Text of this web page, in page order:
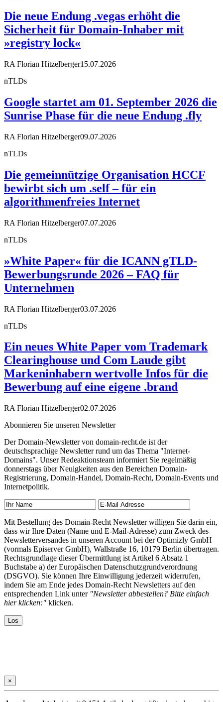
Die neue Endung .vegas erhöht die
Sicherheit für Domain-Inhaber mit
»registry lock«
RA Florian Hitzelberger15.07.2026
nTLDs
Google startet am 01. September 2026 die
Sunrise Phase für die neue Endung .fly
RA Florian Hitzelberger09.07.2026
nTLDs
Die gemeinnützige Organisation HCCF
bewirbt sich um .self – für ein
algorithmenfreies Internet
RA Florian Hitzelberger07.07.2026
nTLDs
»White Paper« für die ICANN gTLD-
Bewerbungsrunde 2026 – FAQ für
Unternehmen
RA Florian Hitzelberger03.07.2026
nTLDs
Ein neues White Paper vom Trademark
Clearinghouse und Com Laude gibt
Markeninhabern wertvolle Infos für die
Bewerbung auf eine eigene .brand
RA Florian Hitzelberger02.07.2026
Abonnieren Sie unseren Newsletter
Der Domain-Newsletter von domain-recht.de ist der
deutschsprachige Newsletter rund um das Thema "Internet-
Domains". Unser Redeaktionsteam informiert Sie regelmäßig
donnerstags über Neuigkeiten aus den Bereichen Domain-
Registrierung, Domain-Handel, Domain-Recht, Domain-Events und
Internetpolitik.
Mit Bestellung des Domain-Recht Newsletter willigen Sie darin ein,
dass wir Ihre Daten (Name und E-Mail-Adresse) zum Zweck des
Newsletterversandes in unseren Account bei der Optimizly GmbH
(vormals Episerver GmbH), Wallstraße 16, 10179 Berlin übertragen.
Rechtsgrundlage dieser Übermittlung ist Artikel 6 Absatz 1
Buchstabe a) der Europäischen Datenschutzgrundverordnung
(DSGVO). Sie können Ihre Einwilligung jederzeit widerrufen,
indem Sie am Ende jedes Domain-Recht Newsletters auf den
entsprechenden Link unter "Newsletter abbestellen? Bitte einfach
hier klicken:" klicken.
×